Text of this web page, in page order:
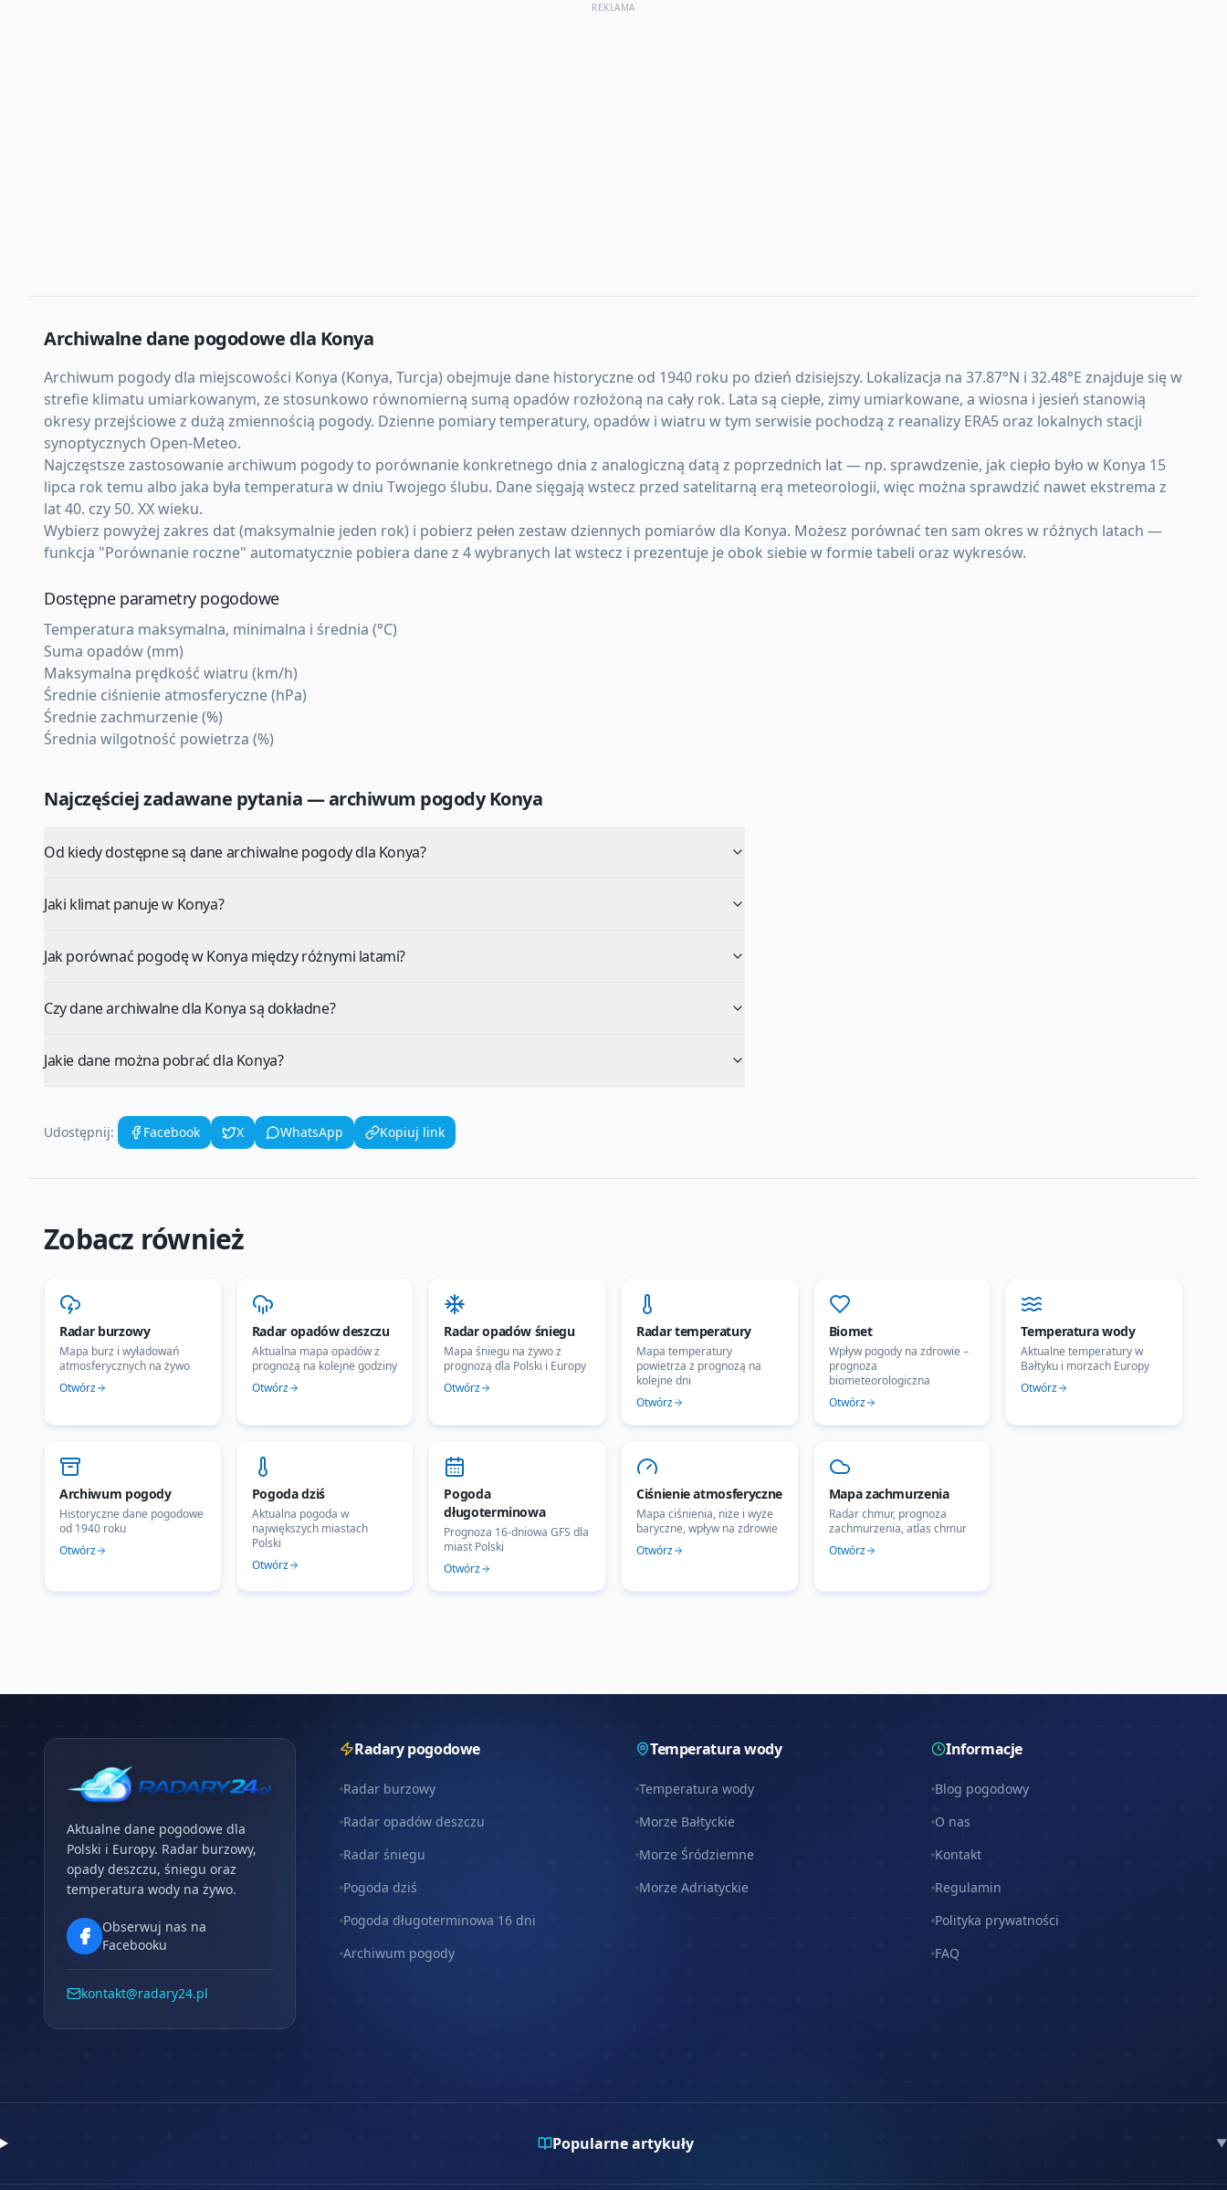
REKLAMA
Archiwalne dane pogodowe dla Konya
Archiwum pogody dla miejscowości Konya (Konya, Turcja) obejmuje dane historyczne od 1940 roku po dzień dzisiejszy. Lokalizacja na 37.87°N i 32.48°E znajduje się w
strefie klimatu umiarkowanym, ze stosunkowo równomierną sumą opadów rozłożoną na cały rok. Lata są ciepłe, zimy umiarkowane, a wiosna i jesień stanowią
okresy przejściowe z dużą zmiennością pogody. Dzienne pomiary temperatury, opadów i wiatru w tym serwisie pochodzą z reanalizy ERA5 oraz lokalnych stacji
synoptycznych Open-Meteo.
Najczęstsze zastosowanie archiwum pogody to porównanie konkretnego dnia z analogiczną datą z poprzednich lat — np. sprawdzenie, jak ciepło było w Konya 15
lipca rok temu albo jaka była temperatura w dniu Twojego ślubu. Dane sięgają wstecz przed satelitarną erą meteorologii, więc można sprawdzić nawet ekstrema z
lat 40. czy 50. XX wieku.
Wybierz powyżej zakres dat (maksymalnie jeden rok) i pobierz pełen zestaw dziennych pomiarów dla Konya. Możesz porównać ten sam okres w różnych latach —
funkcja "Porównanie roczne" automatycznie pobiera dane z 4 wybranych lat wstecz i prezentuje je obok siebie w formie tabeli oraz wykresów.
Dostępne parametry pogodowe
Temperatura maksymalna, minimalna i średnia (°C)
Suma opadów (mm)
Maksymalna prędkość wiatru (km/h)
Średnie ciśnienie atmosferyczne (hPa)
Średnie zachmurzenie (%)
Średnia wilgotność powietrza (%)
Najczęściej zadawane pytania — archiwum pogodyKonya
Od kiedy dostępne są dane archiwalne pogody dla Konya?
Jaki klimat panuje w Konya?
Jak porównać pogodę w Konya między różnymi latami?
Czy dane archiwalne dla Konya są dokładne?
Jakie dane można pobrać dla Konya?
Udostępnij: Facebook X WhatsApp Kopiuj link
Zobacz również
Radar burzowy
Mapa burz i wyładowań
atmosferycznych na żywo
Otwórz
Radar opadów deszczu
Aktualna mapa opadów z
prognozą na kolejne godziny
Otwórz
Radar opadów śniegu
Mapa śniegu na żywo z
prognozą dla Polski i Europy
Otwórz
Radar temperatury
Mapa temperatury
powietrza z prognozą na
kolejne dni
Otwórz
Biomet
Wpływ pogody na zdrowie –
prognoza
biometeorologiczna
Otwórz
Temperatura wody
Aktualne temperatury w
Bałtyku i morzach Europy
Otwórz
Archiwum pogody
Historyczne dane pogodowe
od 1940 roku
Otwórz
Pogoda dziś
Aktualna pogoda w
największych miastach
Polski
Otwórz
Pogoda
długoterminowa
Prognoza 16-dniowa GFS dla
miast Polski
Otwórz
Ciśnienie atmosferyczne
Mapa ciśnienia, niże i wyże
baryczne, wpływ na zdrowie
Otwórz
Mapa zachmurzenia
Radar chmur, prognoza
zachmurzenia, atlas chmur
Otwórz
Aktualne dane pogodowe dla
Polski i Europy. Radar burzowy,
opady deszczu, śniegu oraz
temperatura wody na żywo.
Obserwuj nas na
Facebooku
kontakt@radary24.pl
Radary pogodowe
Radar burzowy
Radar opadów deszczu
Radar śniegu
Pogoda dziś
Pogoda długoterminowa 16 dni
Archiwum pogody
Temperatura wody
Temperatura wody
Morze Bałtyckie
Morze Śródziemne
Morze Adriatyckie
Informacje
Blog pogodowy
O nas
Kontakt
Regulamin
Polityka prywatności
FAQ
Popularne artykuły ▼